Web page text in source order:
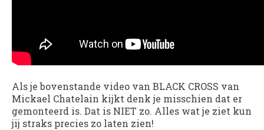
Als je bovenstande video van BLACK CROSS van
Mickael Chatelain kijkt denk je misschien dat er
gemonteerd is. Dat is NIET zo. Alles wat je ziet kun
jij straks precies zo laten zien!